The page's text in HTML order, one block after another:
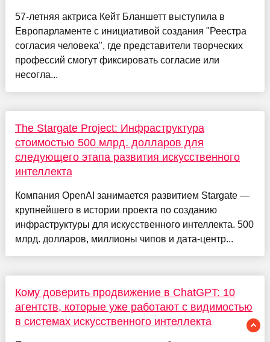
57-летняя актриса Кейт Бланшетт выступила в
Европарламенте с инициативой создания "Реестра
согласия человека", где представители творческих
профессий смогут фиксировать согласие или
несогла...
The Stargate Project: Инфраструктура
стоимостью 500 млрд. долларов для
следующего этапа развития искусственного
интеллекта
Компания OpenAI занимается развитием Stargate —
крупнейшего в истории проекта по созданию
инфраструктуры для искусственного интеллекта. 500
млрд. долларов, миллионы чипов и дата-центр...
Кому доверить продвижение в ChatGPT: 10
агентств, которые уже работают с видимостью
в системах искусственного интеллекта